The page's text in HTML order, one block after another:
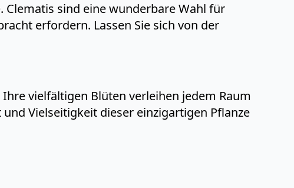
Clematis sind eine wunderbare Wahl für
erfordern. Lassen Sie sich von der
vielfältigen Blüten verleihen jedem Raum
Vielseitigkeit dieser einzigartigen Pflanze